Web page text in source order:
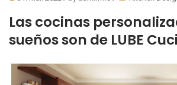
Las cocinas
sueños son de LUBE